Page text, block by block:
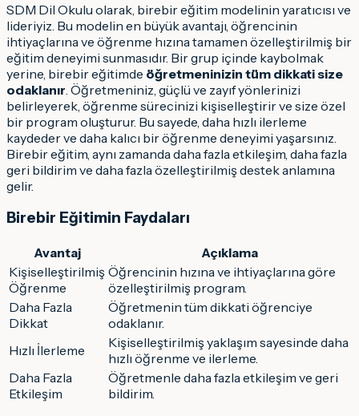
SDM Dil Okulu olarak, birebir eğitim modelinin yaratıcısı ve
lideriyiz. Bu modelin en büyük avantajı, öğrencinin
ihtiyaçlarına ve öğrenme hızına tamamen özelleştirilmiş bir
eğitim deneyimi sunmasıdır. Bir grup içinde kaybolmak
yerine, birebir eğitimde öğretmeninizin tüm dikkati size
odaklanır . Öğretmeniniz, güçlü ve zayıf yönlerinizi
belirleyerek, öğrenme sürecinizi kişiselleştirir ve size özel
bir program oluşturur. Bu sayede, daha hızlı ilerleme
kaydeder ve daha kalıcı bir öğrenme deneyimi yaşarsınız.
Birebir eğitim, aynı zamanda daha fazla etkileşim, daha fazla
geri bildirim ve daha fazla özelleştirilmiş destek anlamına
gelir.
Birebir Eğitimin Faydaları
Avantaj
Açıklama
Kişiselleştirilmiş
Öğrenme
Öğrencinin hızına ve ihtiyaçlarına göre
özelleştirilmiş program.
Daha Fazla
Dikkat
Öğretmenin tüm dikkati öğrenciye
odaklanır.
Hızlı İlerleme
Kişiselleştirilmiş yaklaşım sayesinde daha
hızlı öğrenme ve ilerleme.
Daha Fazla
Etkileşim
Öğretmenle daha fazla etkileşim ve geri
bildirim.